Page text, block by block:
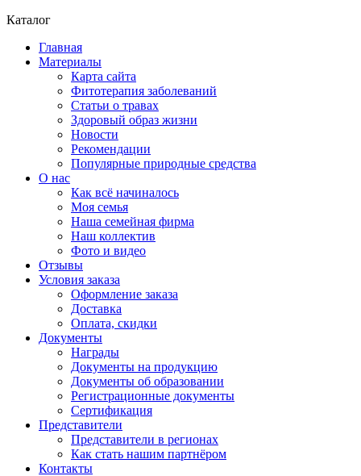
Каталог
Главная
Материалы
Карта сайта
Фитотерапия заболеваний
Статьи о травах
Здоровый образ жизни
Новости
Рекомендации
Популярные природные средства
О нас
Как всё начиналось
Моя семья
Наша семейная фирма
Наш коллектив
Фото и видео
Отзывы
Условия заказа
Оформление заказа
Доставка
Оплата, скидки
Документы
Награды
Документы на продукцию
Документы об образовании
Регистрационные документы
Сертификация
Представители
Представители в регионах
Как стать нашим партнёром
Контакты